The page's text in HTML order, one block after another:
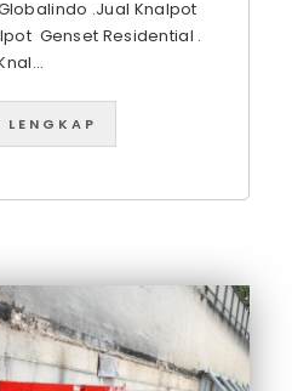
.Jual Knalpot
Genset Residential .
LENGKAP